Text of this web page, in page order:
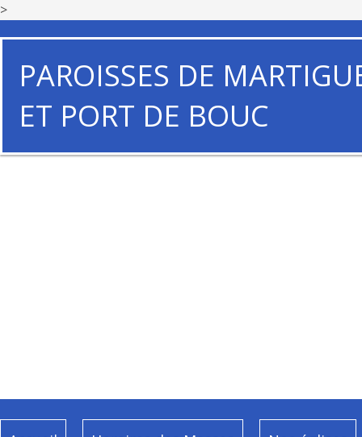
>
PAROISSES DE
ET PORT DE BOUC